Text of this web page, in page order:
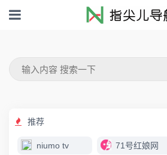
推荐
niumo tv 71号红娘网